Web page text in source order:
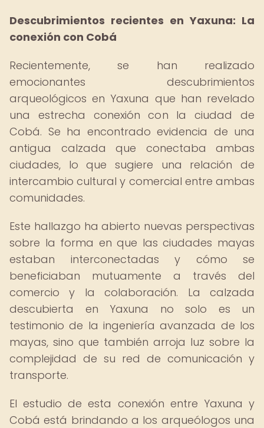
Descubrimientos recientes en Yaxuna: La
conexión con Cobá
Recientemente, se han realizado
emocionantes descubrimientos
arqueológicos en Yaxuna que han revelado
una estrecha conexión con la ciudad de
Cobá. Se ha encontrado evidencia de una
antigua calzada que conectaba ambas
ciudades, lo que sugiere una relación de
intercambio cultural y comercial entre ambas
comunidades.
Este hallazgo ha abierto nuevas perspectivas
sobre la forma en que las ciudades mayas
estaban interconectadas y cómo se
beneficiaban mutuamente a través del
comercio y la colaboración. La calzada
descubierta en Yaxuna no solo es un
testimonio de la ingeniería avanzada de los
mayas, sino que también arroja luz sobre la
complejidad de su red de comunicación y
transporte.
El estudio de esta conexión entre Yaxuna y
Cobá está brindando a los arqueólogos una